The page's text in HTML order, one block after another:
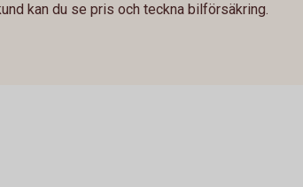
kan du se pris och teckna bilförsäkring.